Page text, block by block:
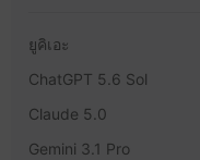
ยูคิเอะ
ChatGPT 5.6 Sol
Claude 5.0
Gemini 3.1 Pro